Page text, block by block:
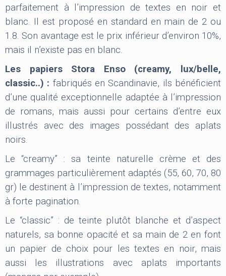
parfaitement à l’impression de textes en noir et
blanc. Il est proposé en standard en main de 2 ou
1.8. Son avantage est le prix inférieur d’environ 10%,
mais il n’existe pas en blanc.
Les papiers Stora Enso (creamy, lux/belle,
classic..) : fabriqués en Scandinavie, ils bénéficient
d’une qualité exceptionnelle adaptée à l’impression
de romans, mais aussi pour certains d’entre eux
illustrés avec des images possédant des aplats
noirs.
Le “creamy” : sa teinte naturelle crème et des
grammages particulièrement adaptés (55, 60, 70, 80
gr) le destinent à l’impression de textes, notamment
à forte pagination.
Le “classic” : de teinte plutôt blanche et d’aspect
naturels, sa bonne opacité et sa main de 2 en font
un papier de choix pour les textes en noir, mais
aussi les illustrations avec aplats importants